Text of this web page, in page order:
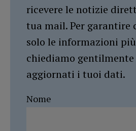
ricevere le notizie
tua mail. Per garantire
solo le informazioni
chiediamo
aggiornati i tuoi dati.
Nome